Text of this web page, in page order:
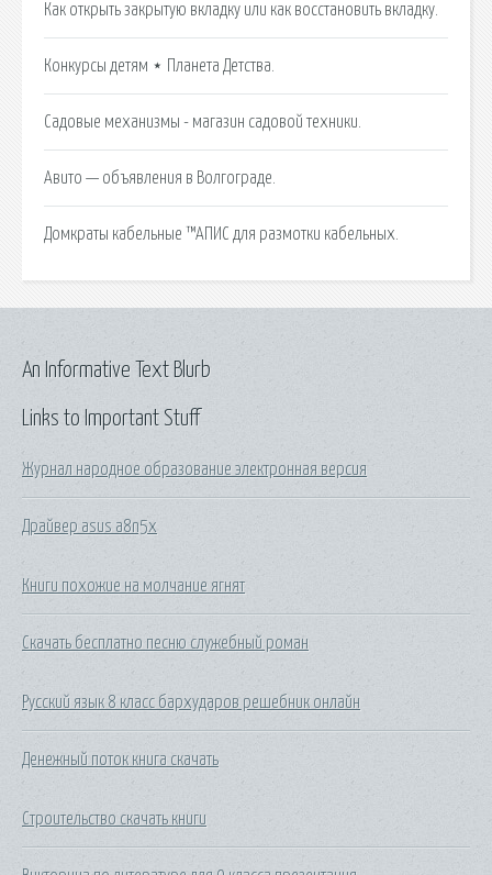
Как открыть закрытую вкладку или как восстановить вкладку.
Конкурсы детям ⋆ Планета Детства.
Садовые механизмы - магазин садовой техники.
Авито — объявления в Волгограде.
Домкраты кабельные ™АПИС для размотки кабельных.
Links to Important Stuff
Журнал народное образование электронная версия
Драйвер asus a8n5x
Книги похожие на молчание ягнят
Скачать бесплатно песню служебный роман
Русский язык 8 класс бархударов решебник онлайн
Денежный поток книга скачать
Строительство скачать книги
An Informative Text Blurb